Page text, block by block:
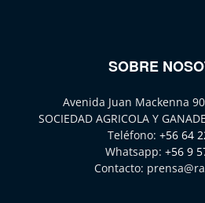
SOBRE
Avenida Juan Mackenna
SOCIEDAD AGRICOLA Y
Teléfono: +56 64
Whatsapp: +56 9
Contacto: